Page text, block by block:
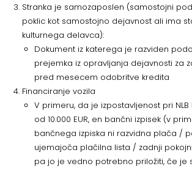
Stranka je samozaposlen (samostojni
poklic kot samostojno dejavnost ali ima
kulturnega delavca):
Dokument iz katerega je razviden
prejemka iz opravljanja dejavnosti za
pred mesecem odobritve kredita
Financiranje vozila
V primeru, da je izpostavljenost pri NLB
od 10.000 EUR, en bančni izpisek (v
bančnega izpiska ni razvidna plača /
ujemajoča plačilna lista / zadnji
pa jo je vedno potrebno priložiti, če je